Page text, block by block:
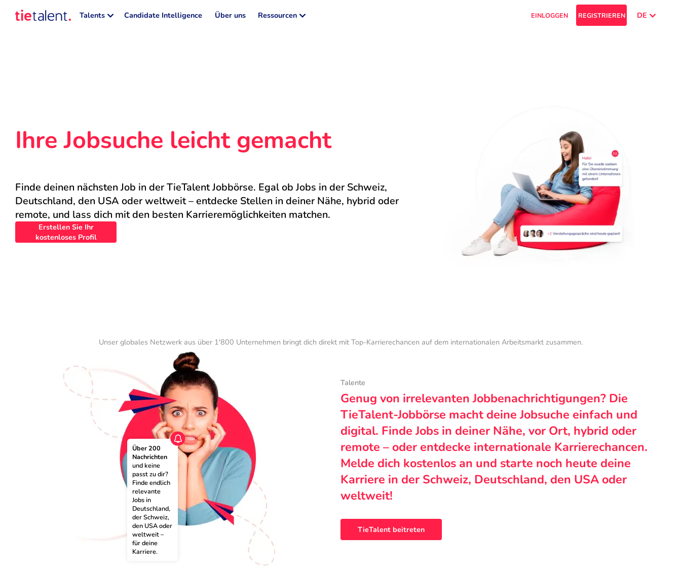
Talents Candidate Intelligence Über uns Ressourcen EINLOGGEN REGISTRIEREN DE
Ihre Jobsuche leicht gemacht
Finde deinen nächsten Job in der TieTalent Jobbörse. Egal ob Jobs in der Schweiz,
Deutschland, den USA oder weltweit – entdecke Stellen in deiner Nähe, hybrid oder
remote, und lass dich mit den besten Karrieremöglichkeiten matchen.
Erstellen Sie Ihr
kostenloses Profil
Unser globales Netzwerk aus über 1'800 Unternehmen bringt dich direkt mit Top-Karrierechancen auf dem internationalen Arbeitsmarkt zusammen.
Über 200
Nachrichten
und keine
passt zu dir?
Finde endlich
relevante
Jobs in
Deutschland,
der Schweiz,
den USA oder
weltweit –
für deine
Karriere.
Talente
Genug von irrelevanten Jobbenachrichtigungen? Die
TieTalent-Jobbörse macht deine Jobsuche einfach und
digital. Finde Jobs in deiner Nähe, vor Ort, hybrid oder
remote – oder entdecke internationale Karrierechancen.
Melde dich kostenlos an und starte noch heute deine
Karriere in der Schweiz, Deutschland, den USA oder
weltweit!
TieTalent beitreten